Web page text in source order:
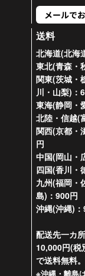
メールで
送料
北海道(北海
東北(青森・
関東(茨城・
川・山梨)：
東海(静岡・
北陸・信越(
関西(京都・
円
中国(岡山・
四国(香川・
九州(福岡・
島)：900円
沖縄(沖縄)
配送先一カ
10,000円(税
で送料無料。
※沖縄・離島